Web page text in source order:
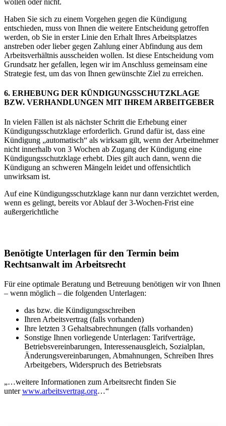
Haben Sie sich zu einem Vorgehen gegen die Kündigung
entschieden, muss von Ihnen die weitere Entscheidung getroffen
werden, ob Sie in erster Linie den Erhalt Ihres Arbeitsplatzes
anstreben oder lieber gegen Zahlung einer Abfindung aus dem
Arbeitsverhältnis ausscheiden wollen. Ist diese Entscheidung vom
Grundsatz her gefallen, legen wir im Anschluss gemeinsam eine
Strategie fest, um das von Ihnen gewünschte Ziel zu erreichen.
6. ERHEBUNG DER KÜNDIGUNGSSCHUTZKLAGE
BZW. VERHANDLUNGEN MIT IHREM ARBEITGEBER
In vielen Fällen ist als nächster Schritt die Erhebung einer
Kündigungsschutzklage erforderlich. Grund dafür ist, dass eine
Kündigung „automatisch“ als wirksam gilt, wenn der Arbeitnehmer
nicht innerhalb von 3 Wochen ab Zugang der Kündigung eine
Kündigungsschutzklage erhebt. Dies gilt auch dann, wenn die
Kündigung an schweren Mängeln leidet und offensichtlich
unwirksam ist.
Auf eine Kündigungsschutzklage kann nur dann verzichtet werden,
wenn es gelingt, bereits vor Ablauf der 3-Wochen-Frist eine
außergerichtliche
Benötigte Unterlagen für den Termin beim
Rechtsanwalt im Arbeitsrecht
Für eine optimale Beratung und Betreuung benötigen wir von Ihnen
– wenn möglich – die folgenden Unterlagen:
das bzw. die Kündigungsschreiben
Ihren Arbeitsvertrag (falls vorhanden)
Ihre letzten 3 Gehaltsabrechnungen (falls vorhanden)
Sonstige Ihnen vorliegende Unterlagen: Tarifverträge,
Betriebsvereinbarungen, Interessenausgleich, Sozialplan,
Änderungsvereinbarungen, Abmahnungen, Schreiben Ihres
Arbeitgebers, Widerspruch des Betriebsrats
„…weitere Informationen zum Arbeitsrecht finden Sie
unterwww.arbeitsvertrag.org…“